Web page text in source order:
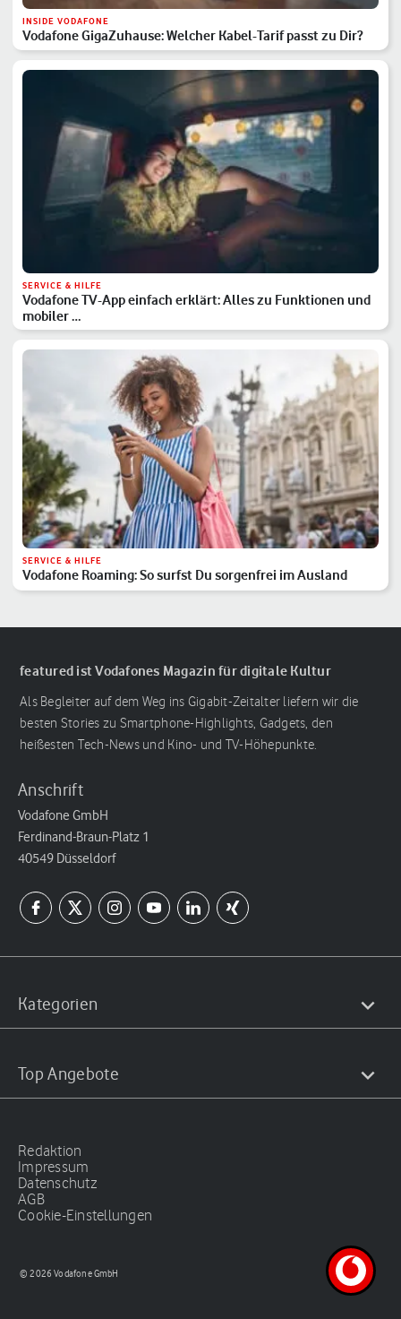
INSIDE VODAFONE
Vodafone GigaZuhause: Welcher Kabel-Tarif passt zu Dir?
SERVICE & HILFE
Vodafone TV-App einfach erklärt: Alles zu Funktionen und
mobiler …
SERVICE & HILFE
Vodafone Roaming: So surfst Du sorgenfrei im Ausland
featured ist Vodafones Magazin für digitale Kultur
Als Begleiter auf dem Weg ins Gigabit-Zeitalter liefern wir die
besten Stories zu Smartphone-Highlights, Gadgets, den
heißesten Tech-News und Kino- und TV-Höhepunkte.
Anschrift
Vodafone GmbH
Ferdinand-Braun-Platz 1
40549 Düsseldorf
Kategorien
Top Angebote
Redaktion
Impressum
Datenschutz
AGB
Cookie-Einstellungen
© 2026 Vodafone GmbH